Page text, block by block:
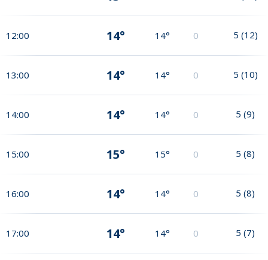
12:00 14° 14° 0 5 (12)
13:00 14° 14° 0 5 (10)
14:00 14° 14° 0 5 (9)
15:00 15° 15° 0 5 (8)
16:00 14° 14° 0 5 (8)
17:00 14° 14° 0 5 (7)